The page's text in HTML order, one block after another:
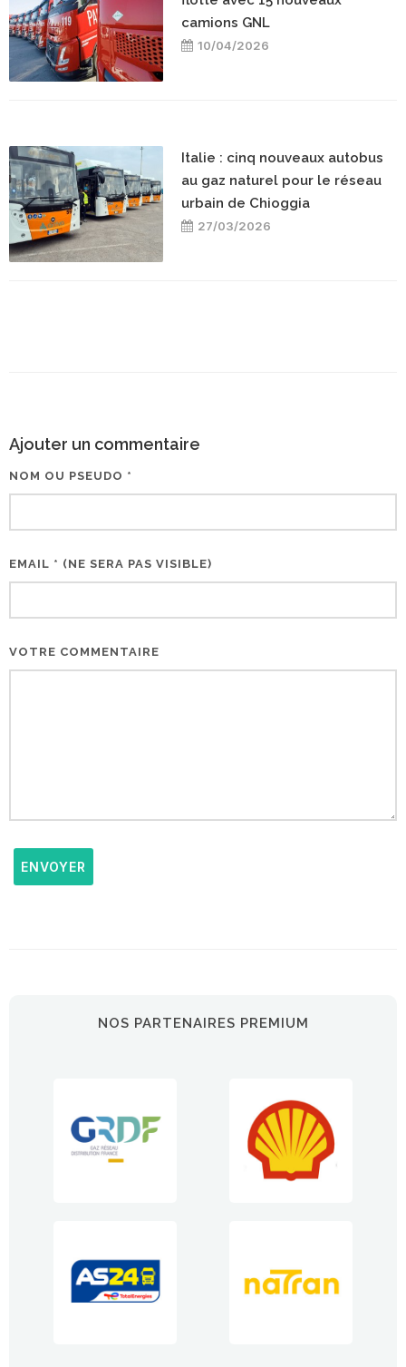
camions GNL
10/04/2026
Italie : cinq nouveaux autobus
au gaz naturel pour le réseau
urbain de Chioggia
27/03/2026
Ajouter un commentaire
NOM OU PSEUDO *
EMAIL * (NE SERA PAS VISIBLE)
VOTRE COMMENTAIRE
ENVOYER
NOS PARTENAIRES PREMIUM